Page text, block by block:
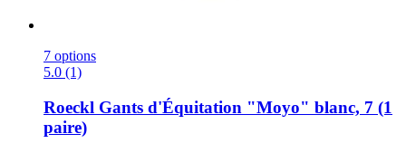
7 options
5.0 (1)
Roeckl Gants d'Équitation "Moyo" blanc, 7 (1
paire)